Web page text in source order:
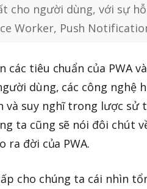
cho người dùng, với sự
Worker, Push
các tiêu chuẩn của PWA
dùng, các công nghệ
và suy nghĩ trong lược sử
ta cũng sẽ nói đôi chút
ra đời của PWA.
cho chúng ta cái nhìn